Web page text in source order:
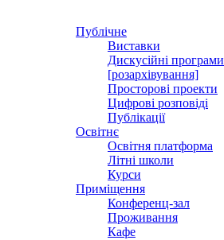
Публічне
Виставки
Дискусійні програми
[розархівування]
Просторові проекти
Цифрові розповіді
Публікації
Освітнє
Освітня платформа
Літні школи
Курси
Приміщення
Конференц-зал
Проживання
Кафе